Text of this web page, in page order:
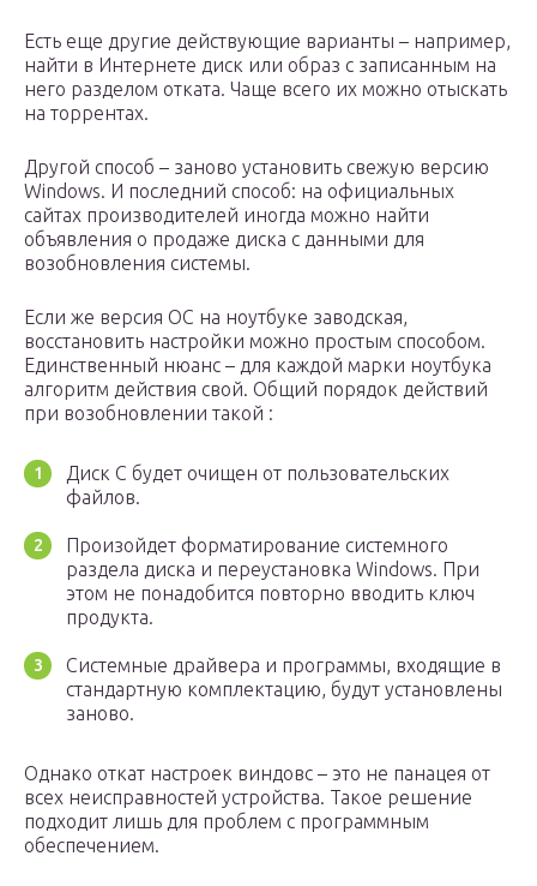
Есть еще другие действующие варианты – например,
найти в Интернете диск или образ с записанным на
него разделом отката. Чаще всего их можно отыскать
на торрентах.
Другой способ – заново установить свежую версию
Windows. И последний способ: на официальных
сайтах производителей иногда можно найти
объявления о продаже диска с данными для
возобновления системы.
Если же версия ОС на ноутбуке заводская,
восстановить настройки можно простым способом.
Единственный нюанс – для каждой марки ноутбука
алгоритм действия свой. Общий порядок действий
при возобновлении такой :
Диск С будет очищен от пользовательских
файлов.
Произойдет форматирование системного
раздела диска и переустановка Windows. При
этом не понадобится повторно вводить ключ
продукта.
Системные драйвера и программы, входящие в
стандартную комплектацию, будут установлены
заново.
Однако откат настроек виндовс – это не панацея от
всех неисправностей устройства. Такое решение
подходит лишь для проблем с программным
обеспечением.